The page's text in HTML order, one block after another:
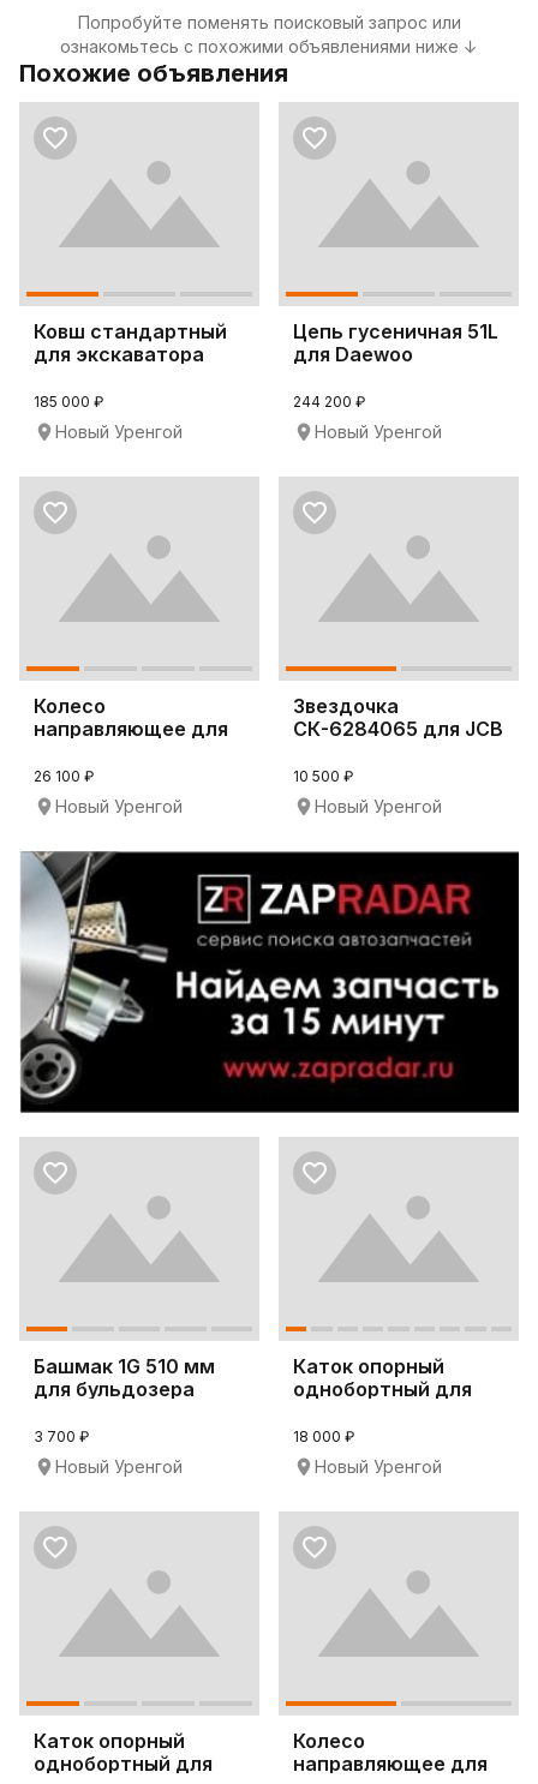
Попробуйте поменять поисковый запрос или
ознакомьтесь с похожими объявлениями ниже ↓
Похожие объявления
Ковш стандартный
для экскаватора
185 000 ₽
Новый Уренгой
Цепь гусеничная 51L
для Daewoo
244 200 ₽
Новый Уренгой
Колесо
направляющее для
26 100 ₽
Новый Уренгой
Звездочка
СК-6284065 для JCB
10 500 ₽
Новый Уренгой
Башмак 1G 510 мм
для бульдозера
3 700 ₽
Новый Уренгой
Каток опорный
однобортный для
18 000 ₽
Новый Уренгой
Каток опорный
однобортный для
Колесо
направляющее для